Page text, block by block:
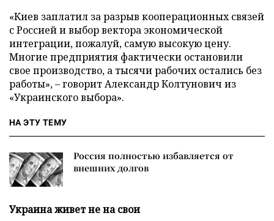
«Киев заплатил за разрыв кооперационных связей
с Россией и выбор вектора экономической
интеграции, пожалуй, самую высокую цену.
Многие предприятия фактически остановили
свое производство, а тысячи рабочих остались без
работы», – говорит Александр Колтунович из
«Украинского выбора».
НА ЭТУ ТЕМУ
Россия полностью избавляется от
внешних долгов
Украина живет не на свои